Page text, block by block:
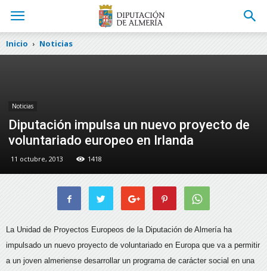
Inicio Noticias
Noticias
Diputación impulsa un nuevo proyecto de
voluntariado europeo en Irlanda
11 octubre, 2013 1418
La Unidad de Proyectos Europeos de la Diputación de Almería ha
impulsado un nuevo proyecto de voluntariado en Europa que va a permitir
a un joven almeriense desarrollar un programa de carácter social en una